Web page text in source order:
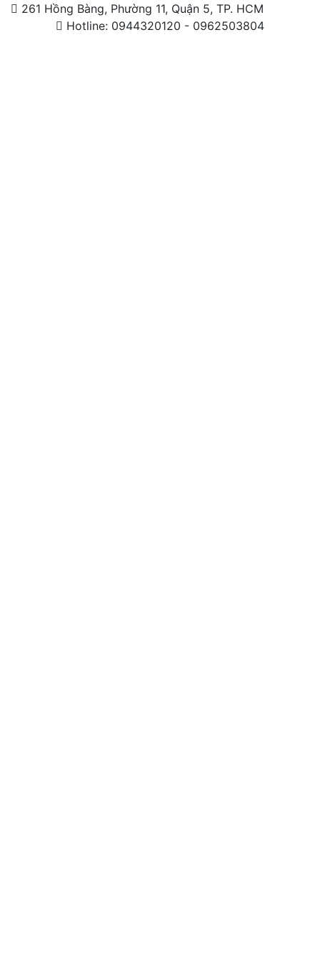
261 Hồng Bàng, Phường 11, Quận 5, TP. HCM
Hotline: 0944320120 - 0962503804